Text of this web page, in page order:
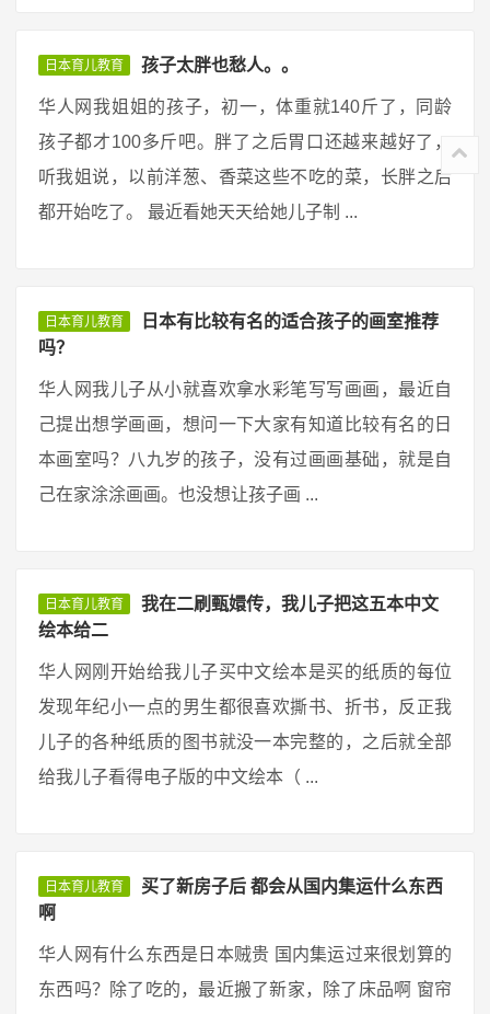
日本育儿教育 孩子太胖也愁人。。
华人网我姐姐的孩子，初一，体重就140斤了，同龄
孩子都才100多斤吧。胖了之后胃口还越来越好了，
听我姐说，以前洋葱、香菜这些不吃的菜，长胖之后
都开始吃了。 最近看她天天给她儿子制 ...
日本育儿教育
日本有比较有名的适合孩子的画室推荐
吗？
华人网我儿子从小就喜欢拿水彩笔写写画画，最近自
己提出想学画画，想问一下大家有知道比较有名的日
本画室吗？八九岁的孩子，没有过画画基础，就是自
己在家涂涂画画。也没想让孩子画 ...
日本育儿教育
我在二刷甄嬛传，我儿子把这五本中文
绘本给二
华人网刚开始给我儿子买中文绘本是买的纸质的每位
发现年纪小一点的男生都很喜欢撕书、折书，反正我
儿子的各种纸质的图书就没一本完整的，之后就全部
给我儿子看得电子版的中文绘本（ ...
日本育儿教育
买了新房子后 都会从国内集运什么东西
啊
华人网有什么东西是日本贼贵 国内集运过来很划算的
东西吗？除了吃的，最近搬了新家，除了床品啊 窗帘